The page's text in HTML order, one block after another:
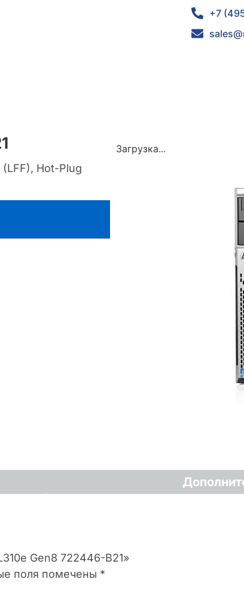
+7
Hot-Plug
Загрузка...
Gen8 722446-B21»
поля помечены *